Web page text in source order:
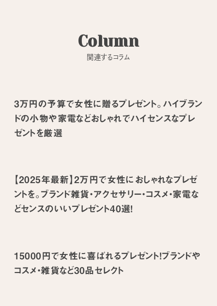
Column
関連するコラム
3万円の予算で女性に贈るプレゼント。ハイブラン
ドの小物や家電などおしゃれでハイセンスなプレ
ゼントを厳選
【2025年最新】2万円で女性におしゃれなプレゼ
ントを。ブランド雑貨・アクセサリー・コスメ・家電な
どセンスのいいプレゼント40選！
15000円で女性に喜ばれるプレゼント！ブランドや
コスメ・雑貨など30品セレクト